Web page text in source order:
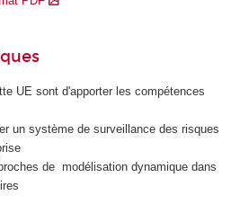
UE sont d'apporter les compétences
un système de surveillance des risques
de modélisation dynamique dans